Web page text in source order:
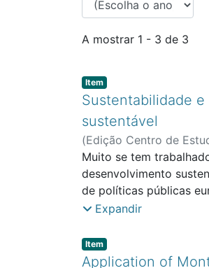
A mostrar 1 - 3 de 3
Item type:
Item,
Sustentabilidade
sustentável
(Edição Centro de
Albertina Amantes;
Muito se tem
desenvolvimento
de políticas públicas
Contudo, só em 2015
que estabelecem um
equitativo à educação
conservação e gestão
Expandir
Item type:
Item,
Application of